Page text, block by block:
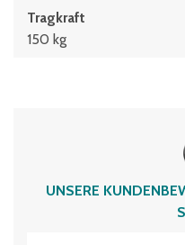
Tragkraft
150 kg
UNSERE